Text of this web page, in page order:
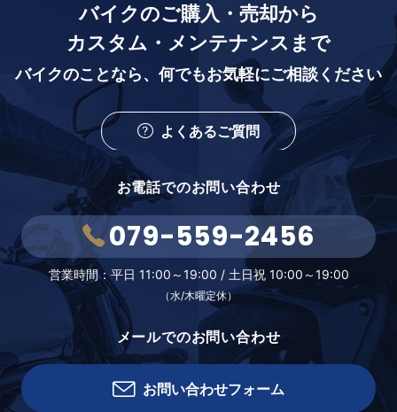
バイクのご購入・売却から
カスタム・メンテナンスまで
バイクのことなら、 何でもお気軽にご相談ください
よくあるご質問
お電話でのお問い合わせ
079-559-2456
営業時間：平日 11:00～19:00 / 土日祝 10:00～19:00
（水/木曜定休）
メールでのお問い合わせ
お問い合わせフォーム